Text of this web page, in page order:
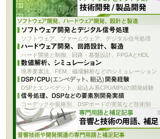
ソフトウェア、ファームウェア、デジタル信号処理
ハード開発と制御、回路・基盤設計、FPGAとHDL
境界要素法、FEM、磁場解析などのシミュレーション
DSPとエンベデット、組込み系CPU/MPUの開発経験
コーデックや規格別、DSPボードの実装など技術別